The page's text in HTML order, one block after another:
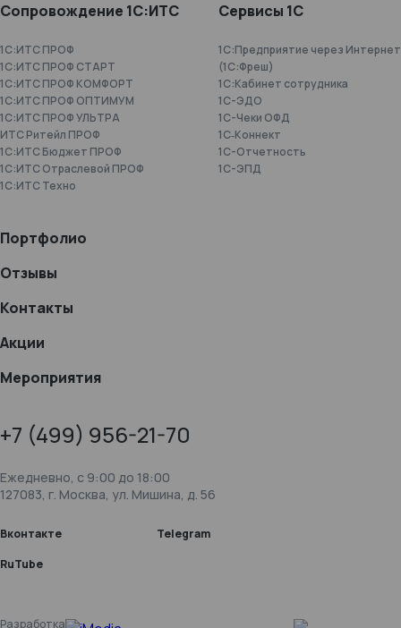
Сопровождение 1С:ИТС
1С:ИТС ПРОФ
1С:ИТС ПРОФ СТАРТ
1С:ИТС ПРОФ КОМФОРТ
1С:ИТС ПРОФ ОПТИМУМ
1С:ИТС ПРОФ УЛЬТРА
ИТС Ритейл ПРОФ
1С:ИТС Бюджет ПРОФ
1С:ИТС Отраслевой ПРОФ
1С:ИТС Техно
Сервисы 1С
1С:Предприятие через Интернет
(1С:Фреш)
1С:Кабинет сотрудника
1С-ЭДО
1С-Чеки ОФД
1С‑Коннект
1C-Отчетность
1С-ЭПД
Портфолио
Отзывы
Контакты
Акции
Мероприятия
Вконтакте
Telegram
RuTube
+7 (499) 956-21-70
Ежедневно, c 9:00 до 18:00
127083, г. Москва, ул. Мишина, д. 56
Разработка